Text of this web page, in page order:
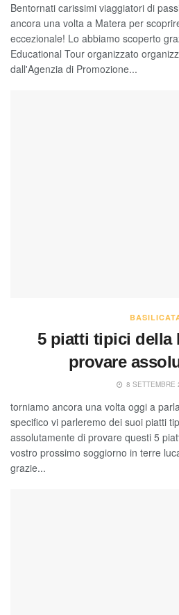
Bentornati carissimi viaggiatori di
ancora una volta a Matera per
eccezionale! Lo abbiamo scoperto
Educational Tour organizzato
dall'Agenzia di Promozione...
5 piatti tipici della
provare
8 SETTEMBRE
torniamo ancora una volta oggi a
specifico vi parleremo dei suoi piatti
assolutamente di provare questi 5
vostro prossimo soggiorno in terre
grazie...